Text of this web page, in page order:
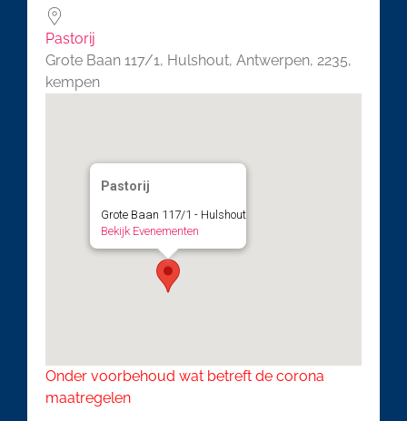
Pastorij
Grote Baan 117/1, Hulshout, Antwerpen, 2235,
kempen
Pastorij
Grote Baan 117/1 - Hulshout
Bekijk Evenementen
Onder voorbehoud wat betreft de corona
maatregelen